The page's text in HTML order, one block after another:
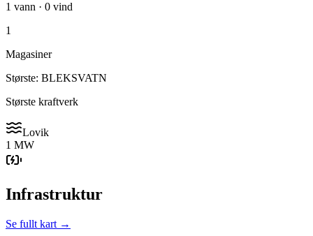
1 vann · 0 vind
1
Magasiner
Største: BLEKSVATN
Største kraftverk
Lovik
1 MW
Infrastruktur
Se fullt kart →